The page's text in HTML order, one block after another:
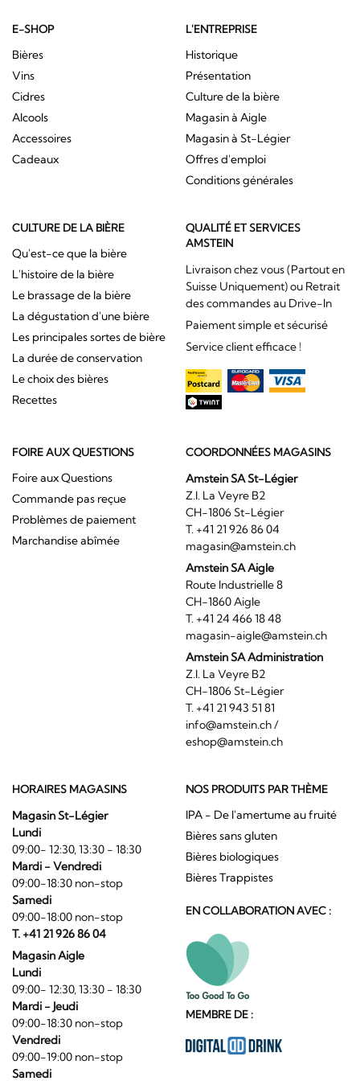
E-SHOP
Bières
Vins
Cidres
Alcools
Accessoires
Cadeaux
L'ENTREPRISE
Historique
Présentation
Culture de la bière
Magasin à Aigle
Magasin à St-Légier
Offres d'emploi
Conditions générales
CULTURE DE LA BIÈRE
Qu'est-ce que la bière
L'histoire de la bière
Le brassage de la bière
La dégustation d'une bière
Les principales sortes de bière
La durée de conservation
Le choix des bières
Recettes
QUALITÉ ET SERVICES
AMSTEIN
Livraison chez vous (Partout en
Suisse Uniquement) ou Retrait
des commandes au Drive-In
Paiement simple et sécurisé
Service client efficace !
FOIRE AUX QUESTIONS
Foire aux Questions
Commande pas reçue
Problèmes de paiement
Marchandise abîmée
COORDONNÉES MAGASINS
Amstein SA St-Légier
Z.I. La Veyre B2
CH-1806 St-Légier
T. +41 21 926 86 04
magasin@amstein.ch
Amstein SA Aigle
Route Industrielle 8
CH-1860 Aigle
T. +41 24 466 18 48
magasin-aigle@amstein.ch
Amstein SA Administration
Z.I. La Veyre B2
CH-1806 St-Légier
T. +41 21 943 51 81
info@amstein.ch/
eshop@amstein.ch
HORAIRES MAGASINS
Magasin St-Légier
Lundi
09:00- 12:30, 13:30 - 18:30
Mardi - Vendredi
09:00-18:30 non-stop
Samedi
09:00-18:00 non-stop
T. +41 21 926 86 04
Magasin Aigle
Lundi
09:00- 12:30, 13:30 - 18:30
Mardi - Jeudi
09:00-18:30 non-stop
Vendredi
09:00-19:00 non-stop
Samedi
NOS PRODUITS PAR THÈME
IPA - De l'amertume au fruité
Bières sans gluten
Bières biologiques
Bières Trappistes
EN COLLABORATION AVEC :
MEMBRE DE :